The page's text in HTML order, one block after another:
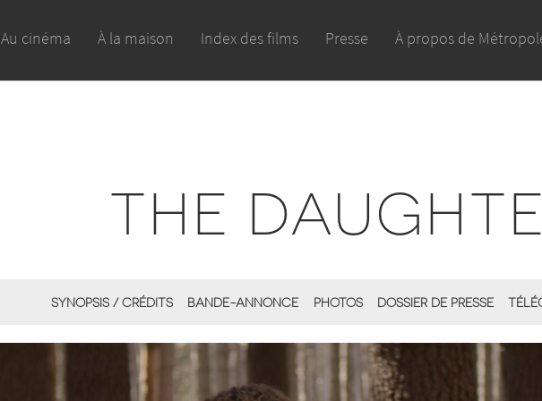
Au cinéma À la maison Index des films Presse À propos de
THE
SYNOPSIS / CRÉDITS BANDE-ANNONCE PHOTOS DOSSIER DE PRESSE